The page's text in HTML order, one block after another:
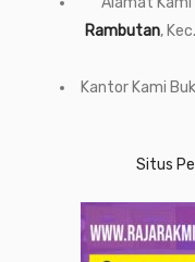
Rambutan,
Kantor Kami
Situs